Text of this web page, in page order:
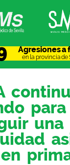
Agresiones a
en la provincia de
para
una